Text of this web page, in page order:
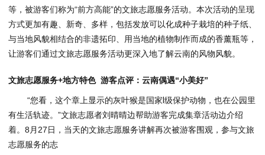
等，被游客们称为“前方高能”的文旅志愿服务活动。本次活动的呈现
方式更加有趣、新奇、多样，包括发放可以化成种子栽培的种子纸、
与当地风貌相结合的非遗拓印、用当地的植物制作而成的香薰瓶等，
让游客们通过文旅志愿服务活动更深入地了解云南的风物风貌。
文旅志愿服务+地方特色 游客点评：云南偶遇“小美好”
“您看，这个章上显示的灰叶猴是国家Ⅰ级保护动物，也在公园里
有生活轨迹。”文旅志愿者刘晴晴边帮助游客完成集章活动边介绍
着。8月27日，当天的文旅志愿服务讲解再次被游客围观，参与文旅
志愿服务的志